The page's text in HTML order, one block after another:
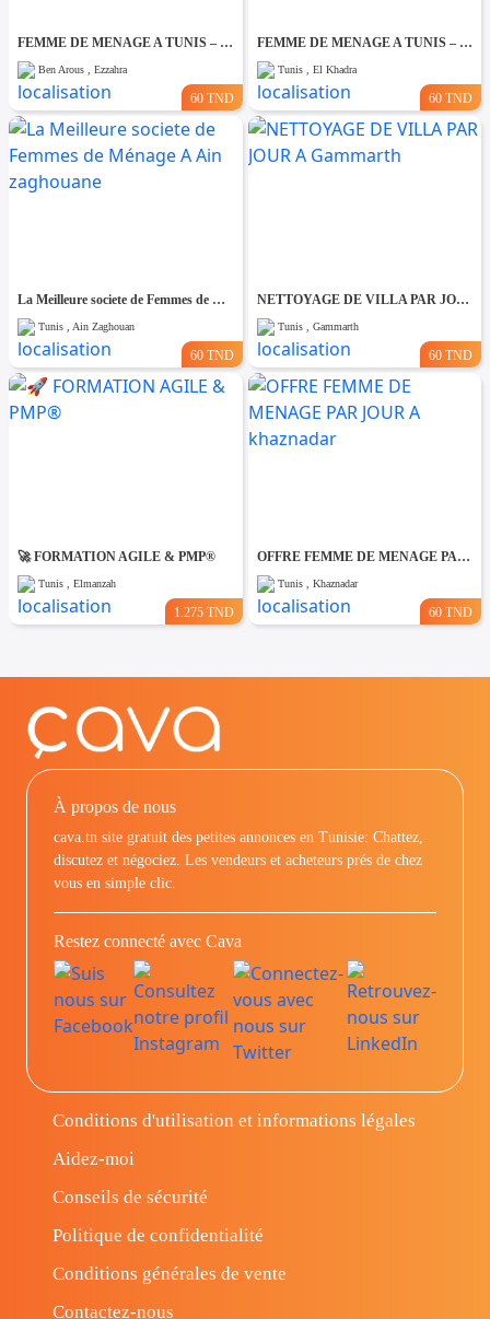
FEMME DE MENAGE A TUNIS – PAR JOUR A Ezzahra
Ben Arous , Ezzahra
60 TND
FEMME DE MENAGE A TUNIS – PAR JOUR A El khadhra
Tunis , El Khadra
60 TND
La Meilleure societe de Femmes de Ménage A Ain zaghouane
Tunis , Ain Zaghouan
60 TND
NETTOYAGE DE VILLA PAR JOUR A Gammarth
Tunis , Gammarth
60 TND
🚀 FORMATION AGILE & PMP®
Tunis , Elmanzah
1.275 TND
OFFRE FEMME DE MENAGE PAR JOUR A khaznadar
Tunis , Khaznadar
60 TND
À propos de nous
cava.tn site gratuit des petites annonces en Tunisie: Chattez,
discutez et négociez. Les vendeurs et acheteurs prés de chez
vous en simple clic.
Restez connecté avec Cava
Conditions d'utilisation et informations légales
Aidez-moi
Conseils de sécurité
Politique de confidentialité
Conditions générales de vente
Contactez-nous